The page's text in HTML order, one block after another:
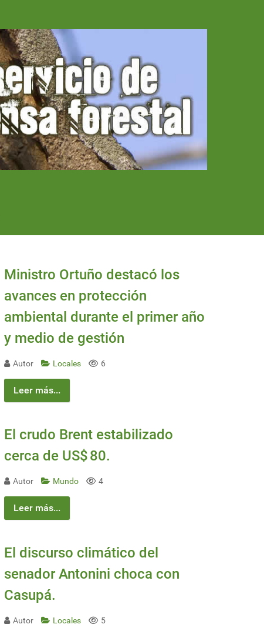
Ministro Ortuño destacó los
avances en protección
ambiental durante el primer año
y medio de gestión
Autor Locales 6
Leer más...
El crudo Brent estabilizado
cerca de US$ 80.
Autor Mundo 4
Leer más...
El discurso climático del
senador Antonini choca con
Casupá.
Autor Locales 5